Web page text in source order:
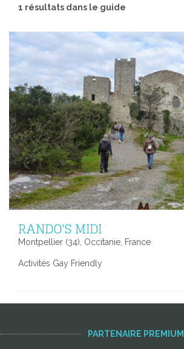
1 résultats dans le guide
RANDO'S MIDI
Montpellier (34), Occitanie, France
Activités Gay Friendly
PARTENAIRE PREMIUM